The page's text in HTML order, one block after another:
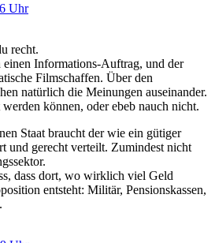
Uhr
recht.
Informations-Auftrag, und der
Filmschaffen. Über den
natürlich die Meinungen auseinander.
können, oder ebeb nauch nicht.
Staat braucht der wie ein gütiger
und gerecht verteilt. Zumindest nicht
dass dort, wo wirklich viel Geld
entsteht: Militär, Pensionskassen,